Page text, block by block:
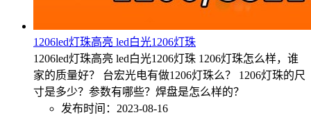
1206led灯珠高亮 led白光1206灯珠
1206led灯珠高亮 led白光1206灯珠 1206灯珠怎么样，谁
家的质量好？ 台宏光电有做1206灯珠么？ 1206灯珠的尺
寸是多少？参数有哪些？焊盘是怎么样的？
发布时间：2023-08-16